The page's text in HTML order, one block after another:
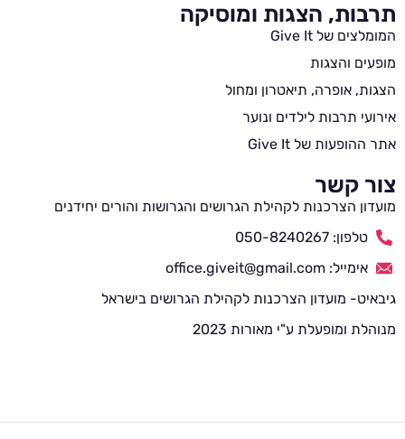
תרבות, הצגות ומוסיקה
המומלצים של Give It
מופעים והצגות
הצגות, אופרה, תיאטרון ומחול
אירועי תרבות לילדים ונוער
אתר ההופעות של Give It
צור קשר
מועדון הצרכנות לקהילת הגרושים והגרושות והורים יחידנים
טלפון: 050-8240267
אימייל: office.giveit@gmail.com
גיבאיט- מועדון הצרכנות לקהילת הגרושים בישראל
מנוהלת ומופעלת ע"י מאורות 2023